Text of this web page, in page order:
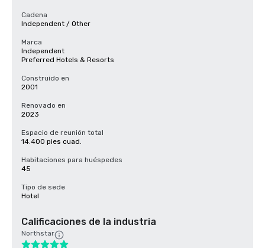
Cadena
Independent / Other
Marca
Independent
Preferred Hotels & Resorts
Construido en
2001
Renovado en
2023
Espacio de reunión total
14.400 pies cuad.
Habitaciones para huéspedes
45
Tipo de sede
Hotel
Calificaciones de la industria
Northstar